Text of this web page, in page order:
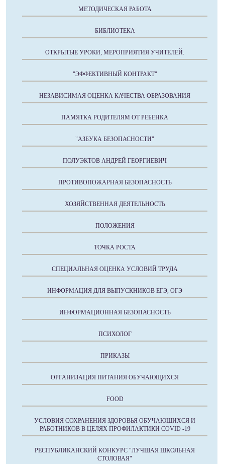
МЕТОДИЧЕСКАЯ РАБОТА
БИБЛИОТЕКА
ОТКРЫТЫЕ УРОКИ, МЕРОПРИЯТИЯ УЧИТЕЛЕЙ.
"ЭФФЕКТИВНЫЙ КОНТРАКТ"
НЕЗАВИСИМАЯ ОЦЕНКА КАЧЕСТВА ОБРАЗОВАНИЯ
ПАМЯТКА РОДИТЕЛЯМ ОТ РЕБЕНКА
"АЗБУКА БЕЗОПАСНОСТИ"
ПОЛУЭКТОВ АНДРЕЙ ГЕОРГИЕВИЧ
ПРОТИВОПОЖАРНАЯ БЕЗОПАСНОСТЬ
ХОЗЯЙСТВЕННАЯ ДЕЯТЕЛЬНОСТЬ
ПОЛОЖЕНИЯ
ТОЧКА РОСТА
СПЕЦИАЛЬНАЯ ОЦЕНКА УСЛОВИЙ ТРУДА
ИНФОРМАЦИЯ ДЛЯ ВЫПУСКНИКОВ ЕГЭ, ОГЭ
ИНФОРМАЦИОННАЯ БЕЗОПАСНОСТЬ
ПСИХОЛОГ
ПРИКАЗЫ
ОРГАНИЗАЦИЯ ПИТАНИЯ ОБУЧАЮЩИХСЯ
FOOD
УСЛОВИЯ СОХРАНЕНИЯ ЗДОРОВЬЯ ОБУЧАЮЩИХСЯ И
РАБОТНИКОВ В ЦЕЛЯХ ПРОФИЛАКТИКИ COVID -19
РЕСПУБЛИКАНСКИЙ КОНКУРС "ЛУЧШАЯ ШКОЛЬНАЯ
СТОЛОВАЯ"